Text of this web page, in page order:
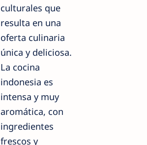
culturales que
resulta en una
oferta culinaria
única y deliciosa.
La cocina
indonesia es
intensa y muy
aromática, con
ingredientes
frescos y